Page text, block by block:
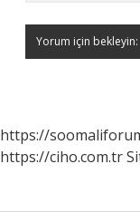
https://
https://ciho.com.tr